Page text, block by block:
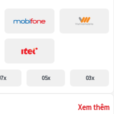
05x 03x
Xem thêm